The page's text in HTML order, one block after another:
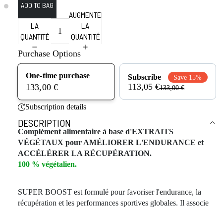
LA
QUANTITÉ
AUGMENTER
LA
QUANTITÉ
Purchase Options
One-time purchase
133,00 €
Subscribe Save 15%
113,05 €133,00 €
Subscription details
DESCRIPTION
Complément alimentaire à base d'EXTRAITS
VÉGÉTAUX pour AMÉLIORER L'ENDURANCE et
ACCÉLÉRER LA RÉCUPÉRATION.
100 % végétalien.
SUPER BOOST est formulé pour favoriser l'endurance, la
récupération et les performances sportives globales. Il associe